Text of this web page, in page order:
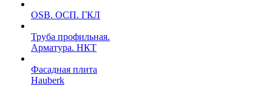
OSB. ОСП. ГКЛ
Труба профильная.
Арматура. НКТ
Фасадная плита
Hauberk